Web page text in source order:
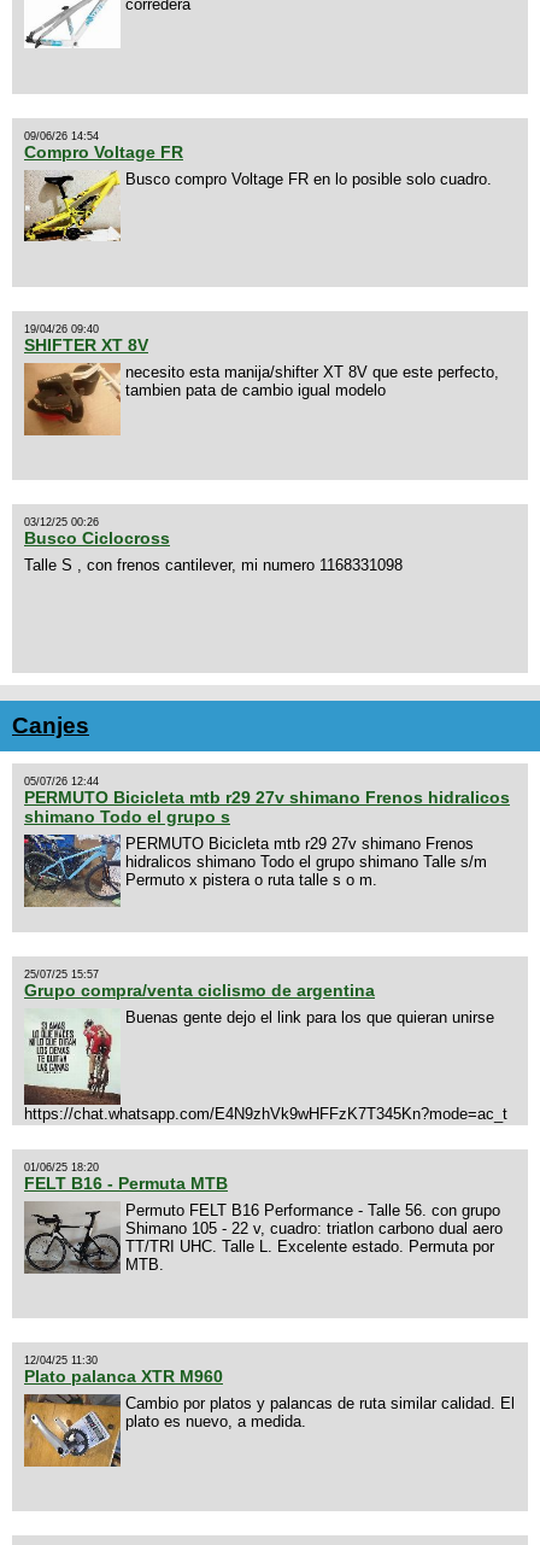
corredera
09/06/26 14:54
Compro Voltage FR
Busco compro Voltage FR en lo posible solo cuadro.
19/04/26 09:40
SHIFTER XT 8V
necesito esta manija/shifter XT 8V que este perfecto,
tambien pata de cambio igual modelo
03/12/25 00:26
Busco Ciclocross
Talle S , con frenos cantilever, mi numero 1168331098
Canjes
05/07/26 12:44
PERMUTO Bicicleta mtb r29 27v shimano Frenos hidralicos
shimano Todo el grupo s
PERMUTO Bicicleta mtb r29 27v shimano Frenos
hidralicos shimano Todo el grupo shimano Talle s/m
Permuto x pistera o ruta talle s o m.
25/07/25 15:57
Grupo compra/venta ciclismo de argentina
Buenas gente dejo el link para los que quieran unirse
https://chat.whatsapp.com/E4N9zhVk9wHFFzK7T345Kn?mode=ac_t
01/06/25 18:20
FELT B16 - Permuta MTB
Permuto FELT B16 Performance - Talle 56. con grupo
Shimano 105 - 22 v, cuadro: triatlon carbono dual aero
TT/TRI UHC. Talle L. Excelente estado. Permuta por
MTB.
12/04/25 11:30
Plato palanca XTR M960
Cambio por platos y palancas de ruta similar calidad. El
plato es nuevo, a medida.